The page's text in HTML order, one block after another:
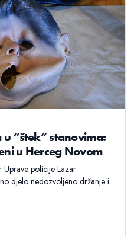
u “štek” stanovima:
u Herceg Novom
Uprave policije Lazar
djelo nedozvoljeno držanje i